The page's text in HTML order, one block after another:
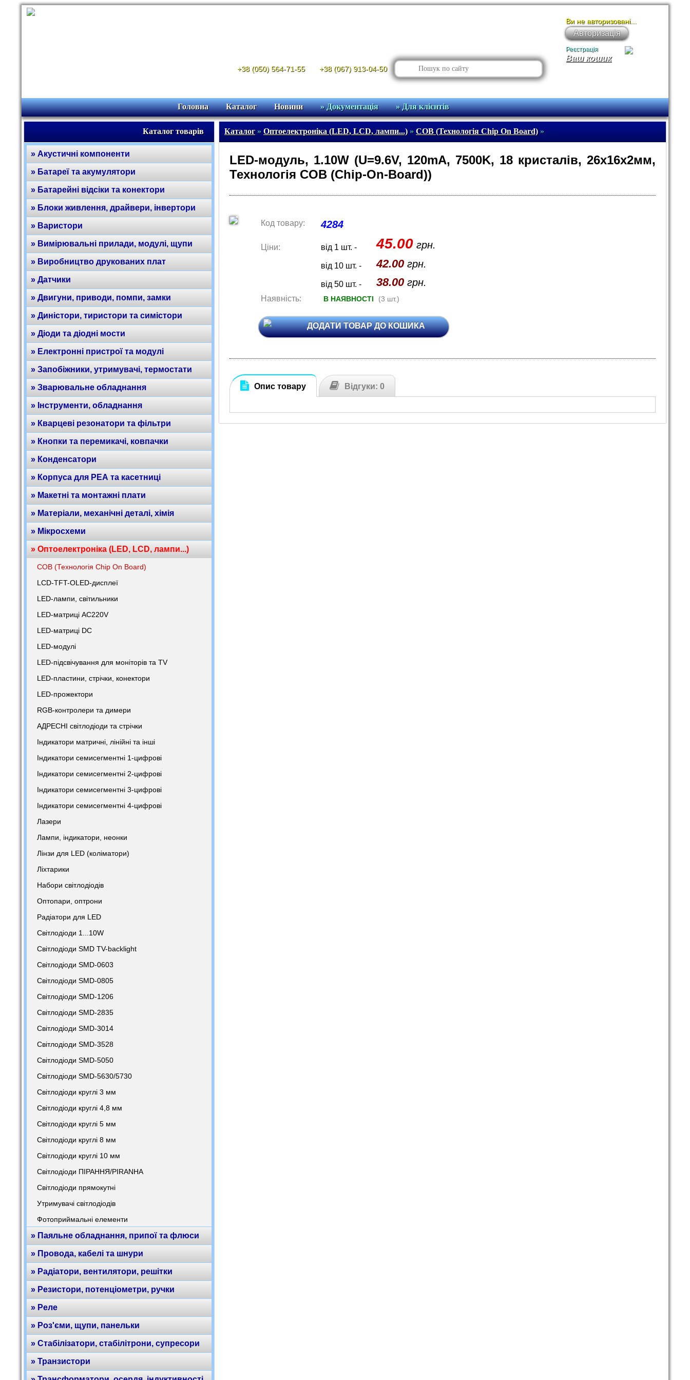
+38 (050) 564-71-55 +38 (067) 913-04-50
Ваш кошик
Ви не авторизовані...
Авторизація
Реєстрація
Головна Каталог Новини » Документація » Для клієнтів
Каталог товарів
» Акустичні компоненти
» Батареї та акумулятори
» Батарейні відсіки та конектори
» Блоки живлення, драйвери, інвертори
» Варистори
» Вимірювальні прилади, модулі, щупи
» Виробництво друкованих плат
» Датчики
» Двигуни, приводи, помпи, замки
» Диністори, тиристори та симістори
» Діоди та діодні мости
» Електронні пристрої та модулі
» Запобіжники, утримувачі, термостати
» Зварювальне обладнання
» Інструменти, обладнання
» Кварцеві резонатори та фільтри
» Кнопки та перемикачі, ковпачки
» Конденсатори
» Корпуса для РЕА та касетниці
» Макетні та монтажні плати
» Матеріали, механічні деталі, хімія
» Мікросхеми
» Оптоелектроніка (LED, LCD, лампи...)
COB (Технологія Chip On Board)
LCD-TFT-OLED-дисплеї
LED-лампи, світильники
LED-матриці AC220V
LED-матриці DC
LED-модулі
LED-підсвічування для моніторів та TV
LED-пластини, стрічки, конектори
LED-прожектори
RGB-контролери та димери
АДРЕСНІ світлодіоди та стрічки
Індикатори матричні, лінійні та інші
Індикатори семисегментні 1-цифрові
Індикатори семисегментні 2-цифрові
Індикатори семисегментні 3-цифрові
Індикатори семисегментні 4-цифрові
Лазери
Лампи, індикатори, неонки
Лінзи для LED (коліматори)
Ліхтарики
Набори світлодіодів
Оптопари, оптрони
Радіатори для LED
Світлодіоди 1...10W
Світлодіоди SMD TV-backlight
Світлодіоди SMD-0603
Світлодіоди SMD-0805
Світлодіоди SMD-1206
Світлодіоди SMD-2835
Світлодіоди SMD-3014
Світлодіоди SMD-3528
Світлодіоди SMD-5050
Світлодіоди SMD-5630/5730
Світлодіоди круглі 3 мм
Світлодіоди круглі 4,8 мм
Світлодіоди круглі 5 мм
Світлодіоди круглі 8 мм
Світлодіоди круглі 10 мм
Світлодіоди ПІРАННЯ/PIRANHA
Світлодіоди прямокутні
Утримувачі світлодіодів
Фотоприймальні елементи
» Паяльне обладнання, припої та флюси
» Провода, кабелі та шнури
» Радіатори, вентилятори, решітки
» Резистори, потенціометри, ручки
» Реле
» Роз'єми, щупи, панельки
» Стабілізатори, стабілітрони, супресори
» Транзистори
Каталог» Оптоелектроніка (LED, LCD, лампи...)» COB (Технологія Chip On Board)»
LED-модуль, 1.10W (U=9.6V, 120mA, 7500K, 18 кристалів, 26х16х2мм,
Технологія COB (Chip-On-Board))
Код товару: 4284
Ціни: від 1 шт. - 45.00 грн.
від 10 шт. - 42.00 грн.
від 50 шт. - 38.00 грн.
Наявність: В НАЯВНОСТІ (3 шт.)
ДОДАТИ ТОВАР ДО КОШИКА
Опис товару Відгуки: 0